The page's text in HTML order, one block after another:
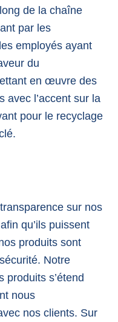
de la chaîne
par les
employés ayant
du
en œuvre des
avec l’accent sur la
pour le recyclage
sur nos
qu’ils puissent
produits sont
Notre
produits s’étend
nous
nos clients. Sur